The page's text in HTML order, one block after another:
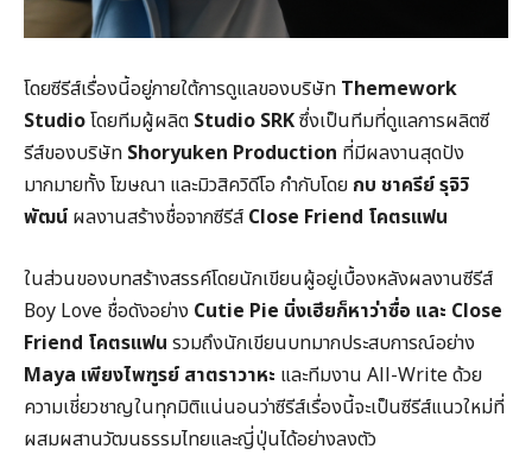
โดยซีรีส์เรื่องนี้อยู่ภายใต้การดูแลของบริษัท Themework
Studioโดยทีมผู้ผลิต Studio SRKซึ่งเป็นทีมที่ดูแลการผลิตซี
รีส์ของบริษัท Shoryuken Production ที่มีผลงานสุดปัง
มากมายทั้ง โฆษณา และมิวสิควิดีโอ กำกับโดย กบ ชาครีย์ รุจิวิ
พัฒน์ ผลงานสร้างชื่อจากซีรีส์ Close Friend โคตรแฟน
ในส่วนของบทสร้างสรรค์โดยนักเขียนผู้อยู่เบื้องหลังผลงานซีรีส์
Boy Love ชื่อดังอย่าง Cutie Pie นิ่งเฮียก็หาว่าซื่อ และ Close
Friend โคตรแฟน รวมถึงนักเขียนบทมากประสบการณ์อย่าง
Maya เพียงไพฑูรย์ สาตราวาหะ และทีมงาน All-Write ด้วย
ความเชี่ยวชาญในทุกมิติแน่นอนว่าซีรีส์เรื่องนี้จะเป็นซีรีส์แนวใหม่ที่
ผสมผสานวัฒนธรรมไทยและญี่ปุ่นได้อย่างลงตัว